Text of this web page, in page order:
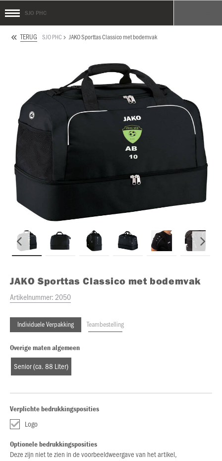
SJO PHC
TERUG SJO PHC JAKO Sporttas Classico met bodemvak
JAKO Sporttas Classico met bodemvak
Artikelnummer:2050
Individuele Verpakking Teambestelling
Overige maten algemeen
Senior (ca. 88 Liter)
Verplichte bedrukkingsposities
Logo
Optionele bedrukkingsposities
Deze zijn niet te zien in de voorbeeldweergave van het artikel,